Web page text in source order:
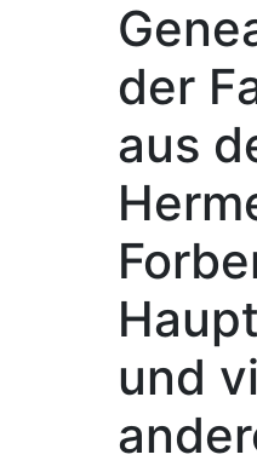
der
aus
und